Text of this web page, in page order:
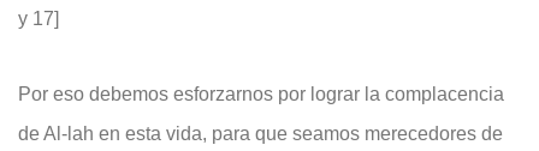
y 17]
Por eso debemos esforzarnos por lograr la complacencia
de Al-lah en esta vida, para que seamos merecedores de